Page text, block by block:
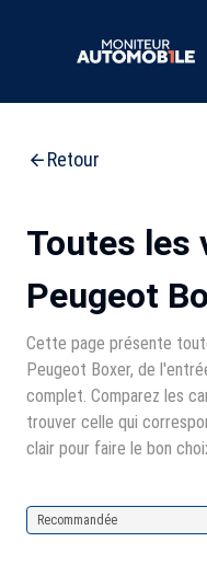
Retour
Toutes les
Peugeot
Cette page présente
Peugeot Boxer, de
complet. Comparez les
trouver celle qui
clair pour faire le bon
Recommandée